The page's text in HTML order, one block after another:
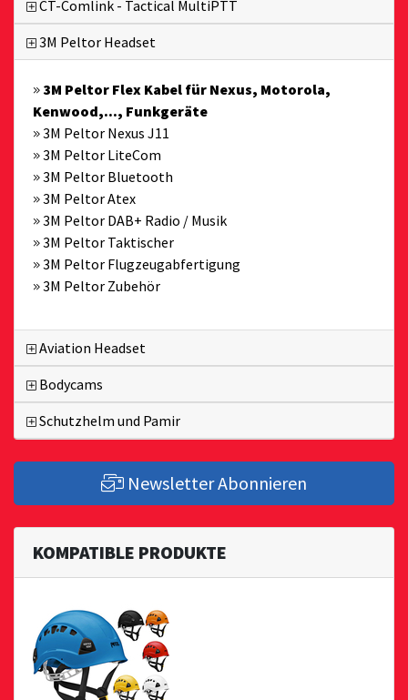
CT-Comlink - Tactical MultiPTT
3M Peltor Headset
3M Peltor Flex Kabel für Nexus, Motorola,
Kenwood,..., Funkgeräte
3M Peltor Nexus J11
3M Peltor LiteCom
3M Peltor Bluetooth
3M Peltor Atex
3M Peltor DAB+ Radio / Musik
3M Peltor Taktischer
3M Peltor Flugzeugabfertigung
3M Peltor Zubehör
Aviation Headset
Bodycams
Schutzhelm und Pamir
Newsletter Abonnieren
KOMPATIBLE PRODUKTE